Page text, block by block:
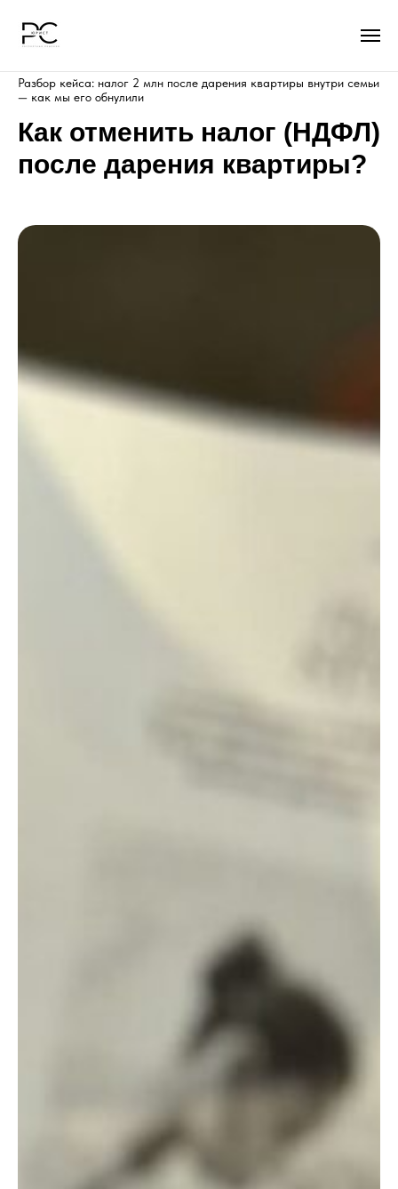
Разбор кейса: налог 2 млн после дарения квартиры внутри семьи
— как мы его обнулили
Как отменить налог (НДФЛ)
после дарения квартиры?